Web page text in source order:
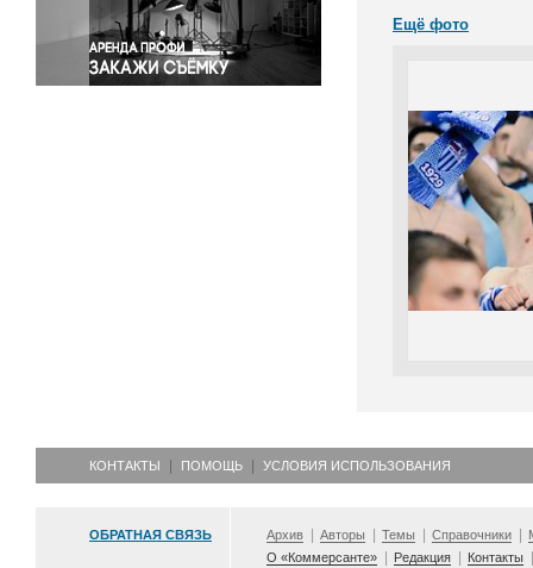
Экономика и бизнес
Ещё фото
КОНТАКТЫ ПОМОЩЬ УСЛОВИЯ ИСПОЛЬЗОВАНИЯ
ОБРАТНАЯ СВЯЗЬ Архив Авторы Темы Справочники
О «Коммерсанте»
Редакция Контакты